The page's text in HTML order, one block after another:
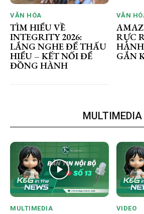
VĂN HÓA
TÌM HIỂU VỀ
INTEGRITY 2026:
LẮNG NGHE ĐỂ THẤU
HIỂU – KẾT NỐI ĐỂ
ĐỒNG HÀNH
VĂN
RỰC
GẮN
MULTIMEDIA
MULTIMEDIA VIDEO